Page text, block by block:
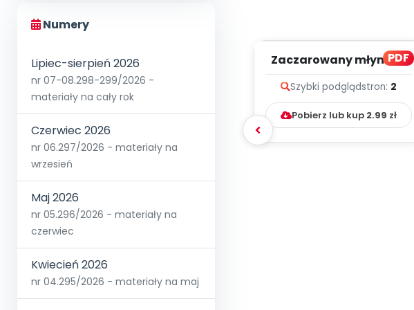
Numery
Lipiec-sierpień 2026
nr 07-08.298-299/2026 -
materiały na cały rok
Czerwiec 2026
nr 06.297/2026 - materiały na
wrzesień
Maj 2026
nr 05.296/2026 - materiały na
czerwiec
Kwiecień 2026
nr 04.295/2026 - materiały na maj
PDF
Zaczarowany młynek -
Szybki podglądstron: 2
Pobierz lub kup 2.99 zł